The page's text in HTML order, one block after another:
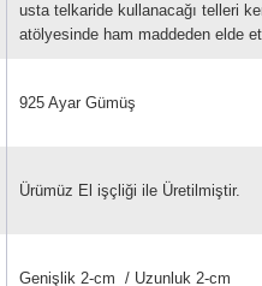
usta telkaride kullanacağı telleri
atölyesinde ham maddeden elde
925 Ayar Gümüş
Ürümüz El işçliği ile Üretilmiştir.
Genişlik 2-cm / Uzunluk 2-cm